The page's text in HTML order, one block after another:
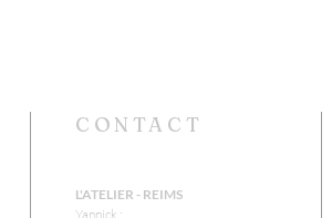
CONTACT
L'ATELIER - REIMS
Yannick :